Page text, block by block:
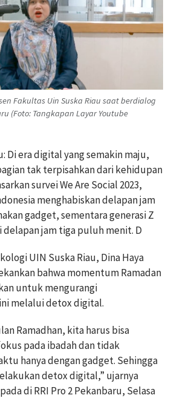
Fakultas Uin Suska Riau saat berdialog
(Foto: Tangkapan Layar Youtube
Di era digital yang semakin maju,
tak terpisahkan dari kehidupan
survei We Are Social 2023,
menghabiskan delapan jam
gadget, sementara generasi Z
delapan jam tiga puluh menit. D
UIN Suska Riau, Dina Haya
bahwa momentum Ramadan
untuk mengurangi
melalui detox digital.
Ramadhan, kita harus bisa
pada ibadah dan tidak
hanya dengan gadget. Sehingga
detox digital,” ujarnya
di RRI Pro 2 Pekanbaru, Selasa